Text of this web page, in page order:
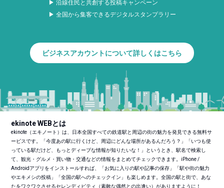
▶ 沿線住民と共創する投稿キャンペーン
▶ 全国から集客できるデジタルスタンプラリー
ビジネスアカウントについて詳しくはこちら
ekinote WEBとは
ekinote（エキノート）は、日本全国すべての鉄道駅と周辺の街の魅力を発見できる無料サ
ービスです。「今度あの駅に行くけど、周辺にどんな場所があるんだろう？」「いつも使
っている駅だけど、もっとディープな情報が知りたいな！」というとき、駅名で検索し
て、観光・グルメ・買い物・交通などの情報をまとめてチェックできます。iPhone /
Androidアプリをインストールすれば、「お気に入りの駅や記事の保存」「駅や街の魅力
やエキメシの投稿」「全国の駅へのチェックイン」も楽しめます。全国の駅と街で、あな
たをワクワクさせるセレンディピティ（素敵な偶然との出逢い）がありますように！